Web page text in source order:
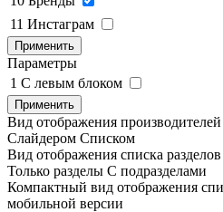
11 Инстаграм
Применить
Параметры
1 C левым блоком
Применить
Вид отображения производителей
Слайдером Списком
Вид отображения списка разделов
Только разделы С подразделами
Компактный вид отображения
мобильной версии